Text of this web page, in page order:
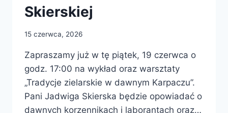
Skierskiej
15 czerwca, 2026
Zapraszamy już w tę piątek, 19 czerwca o
godz. 17:00 na wykład oraz warsztaty
„Tradycje zielarskie w dawnym Karpaczu”.
Pani Jadwiga Skierska będzie opowiadać o
dawnych korzennikach i laborantach oraz…